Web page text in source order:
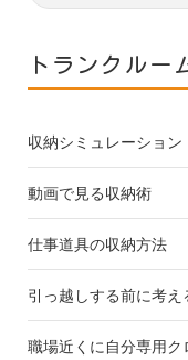
トランクルー
収納シミュレーション
動画で見る収納術
仕事道具の収納方法
引っ越しする前に考え
職場近くに自分専用ク